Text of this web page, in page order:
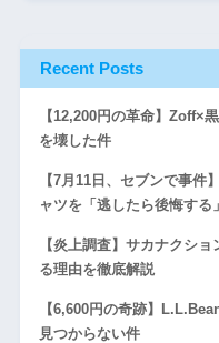
Recent Posts
【12,200円の革命】Zoff×
を壊した件
【7月11日、セブンで事件
ャツを「逃したら後悔する
【炎上調査】サカナクシ
る理由を徹底解説
【6,600円の奇跡】
見つからない件